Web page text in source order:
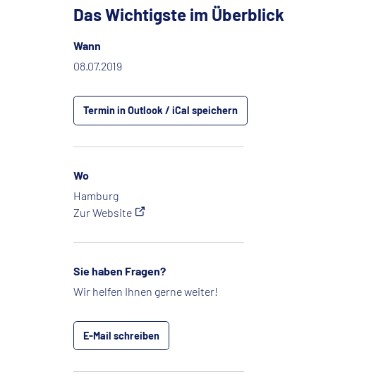
Das Wichtigste im Überblick
Wann
08.07.2019
Termin in Outlook / iCal speichern
Wo
Hamburg
Zur Website
Sie haben Fragen?
Wir helfen Ihnen gerne weiter!
E-Mail schreiben